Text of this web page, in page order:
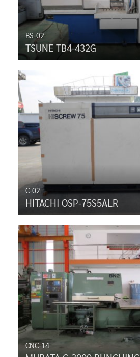
BS-02
TSUNE TB4-432G
C-02
HITACHI OSP-75S5ALR
CNC-14